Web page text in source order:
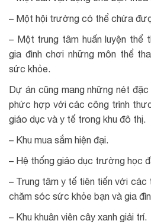
– Một hội trường có thể chứa
– Một trung tâm huấn luyện thể
gia đình chơi những môn thể
sức khỏe.
Dự án cũng mang những nét
phức hợp với các công trình
giáo dục và y tế trong khu đô thị.
– Khu mua sắm hiện đại.
– Hệ thống giáo dục trường học
– Trung tâm y tế tiên tiến với các
chăm sóc sức khỏe bạn và gia
– Khu khuân viên cây xanh giải trí.